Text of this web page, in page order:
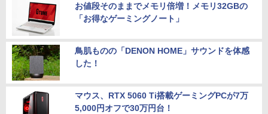
お値段そのままでメモリ倍増！メモリ32GBの
「お得なゲーミングノート」
鳥肌ものの「DENON HOME」サウンドを体感
した！
マウス、RTX 5060 Ti搭載ゲーミングPCが7万
5,000円オフで30万円台！